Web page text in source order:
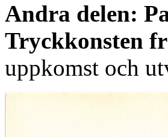
Andra delen:
Tryckkonsten
uppkomst och